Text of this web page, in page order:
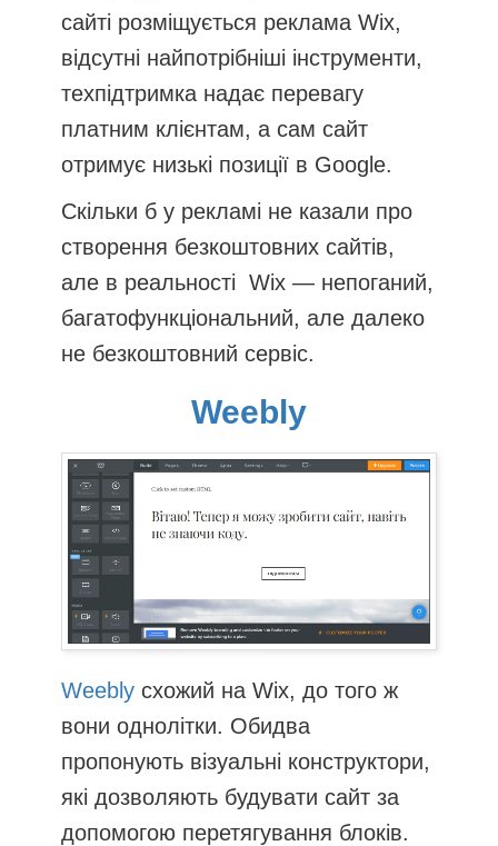
сайті розміщується реклама Wix,
відсутні найпотрібніші інструменти,
техпідтримка надає перевагу
платним клієнтам, а сам сайт
отримує низькі позиції в Google.
Скільки б у рекламі не казали про
створення безкоштовних сайтів,
але в реальності Wix — непоганий,
багатофункціональний, але далеко
не безкоштовний сервіс.
Weebly
Weebly схожий на Wix, до того ж
вони однолітки. Обидва
пропонують візуальні конструктори,
які дозволяють будувати сайт за
допомогою перетягування блоків.